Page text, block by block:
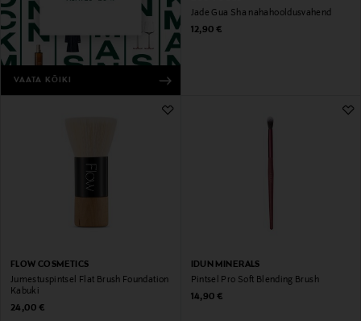
VAATA KÕIKI
Jade Gua Sha nahahooldusvahend
Original Price
12,90 €
FLOW COSMETICS
Jumestuspintsel Flat Brush Foundation
Kabuki
Original Price
24,00 €
IDUN MINERALS
Pintsel Pro Soft Blending Brush
Original Price
14,90 €